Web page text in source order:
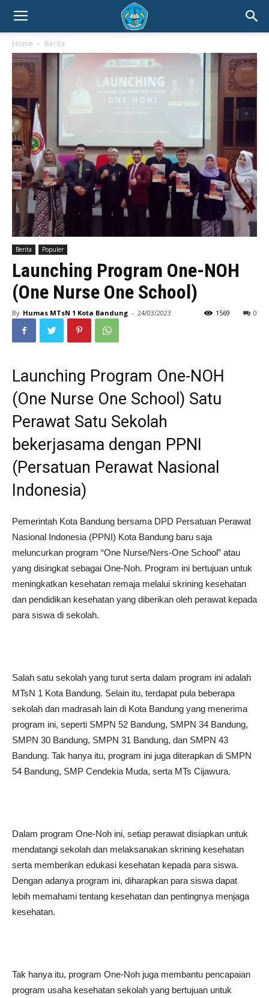
Home Berita
Berita Populer
Launching Program One-NOH
(One Nurse One School)
By Humas MTsN 1 Kota Bandung - 24/03/2023 0
1569
Launching Program One-NOH
(One Nurse One School) Satu
Perawat Satu Sekolah
bekerjasama dengan PPNI
(Persatuan Perawat Nasional
Indonesia)
Pemerintah Kota Bandung bersama DPD Persatuan Perawat
Nasional Indonesia (PPNI) Kota Bandung baru saja
meluncurkan program “One Nurse/Ners-One School” atau
yang disingkat sebagai One-Noh. Program ini bertujuan untuk
meningkatkan kesehatan remaja melalui skrining kesehatan
dan pendidikan kesehatan yang diberikan oleh perawat kepada
para siswa di sekolah.
Salah satu sekolah yang turut serta dalam program ini adalah
MTsN 1 Kota Bandung. Selain itu, terdapat pula beberapa
sekolah dan madrasah lain di Kota Bandung yang menerima
program ini, seperti SMPN 52 Bandung, SMPN 34 Bandung,
SMPN 30 Bandung, SMPN 31 Bandung, dan SMPN 43
Bandung. Tak hanya itu, program ini juga diterapkan di SMPN
54 Bandung, SMP Cendekia Muda, serta MTs Cijawura.
Dalam program One-Noh ini, setiap perawat disiapkan untuk
mendatangi sekolah dan melaksanakan skrining kesehatan
serta memberikan edukasi kesehatan kepada para siswa.
Dengan adanya program ini, diharapkan para siswa dapat
lebih memahami tentang kesehatan dan pentingnya menjaga
kesehatan.
Tak hanya itu, program One-Noh juga membantu pencapaian
program usaha kesehatan sekolah yang bertujuan untuk